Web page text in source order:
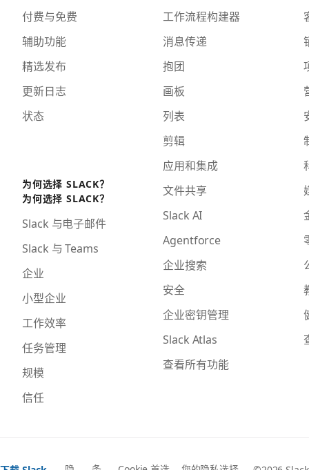
付费与免费
辅助功能
精选发布
更新日志
状态
为何选择 SLACK？
为何选择 SLACK？
Slack 与电子邮件
Slack 与 Teams
企业
小型企业
工作效率
任务管理
规模
信任
工作流程构建器
消息传递
抱团
画板
列表
剪辑
应用和集成
文件共享
Slack AI
Agentforce
企业搜索
安全
企业密钥管理
Slack Atlas
查看所有功能